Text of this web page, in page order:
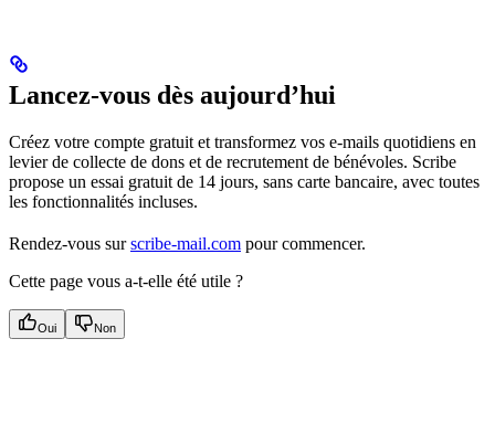
Lancez-vous dès aujourd’hui
Créez votre compte gratuit et transformez vos e-mails quotidiens en
levier de collecte de dons et de recrutement de bénévoles. Scribe
propose un essai gratuit de 14 jours, sans carte bancaire, avec toutes
les fonctionnalités incluses.
Rendez-vous surscribe-mail.com pour commencer.
Cette page vous a-t-elle été utile ?
Oui Non